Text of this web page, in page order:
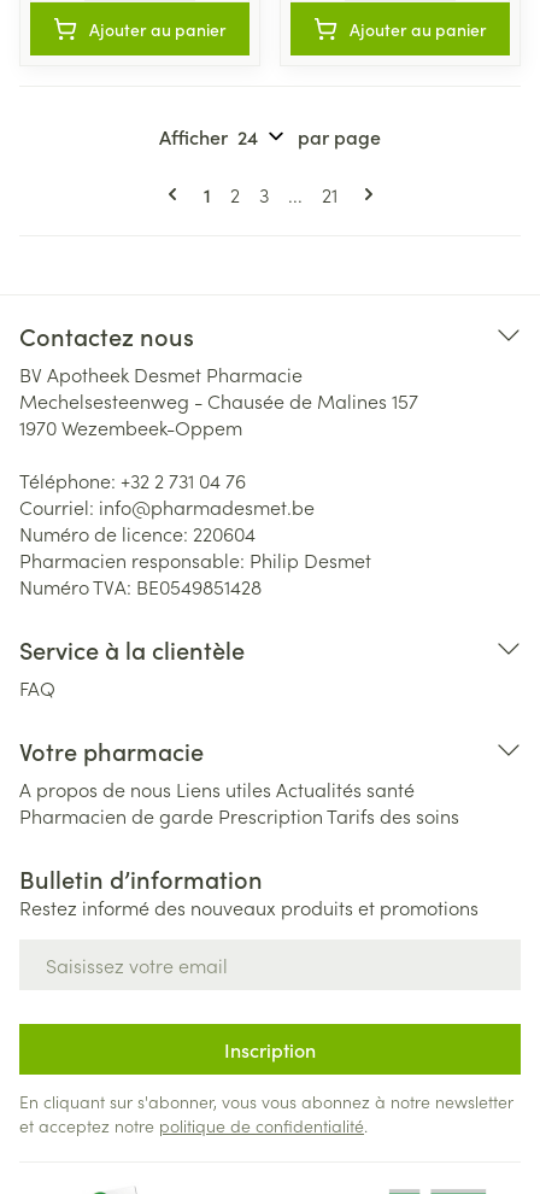
Ajouter au panier Ajouter au panier
Pages
Vous lisez actuellement la page
1 Page
2 Page
3 ... Page
21
Afficher par page
Contactez nous
BV Apotheek Desmet Pharmacie
Mechelsesteenweg - Chausée de Malines 157
1970Wezembeek-Oppem
Téléphone: +32 2 731 04 76
Courriel: info@pharmadesmet.be
Numéro de licence: 220604
Pharmacien responsable: Philip Desmet
Numéro TVA: BE0549851428
Service à la clientèle
FAQ
Votre pharmacie
A propos de nous Liens utiles Actualités santé
Pharmacien de garde PrescriptionTarifs des soins
Bulletin d’information
Restez informé des nouveaux produits et promotions
Inscription
En cliquant sur s'abonner, vous vous abonnez à notre newsletter
et acceptez notre politique de confidentialité.